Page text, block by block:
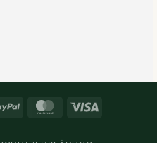
PayPal MasterCardVisa